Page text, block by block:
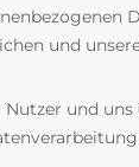
und
und